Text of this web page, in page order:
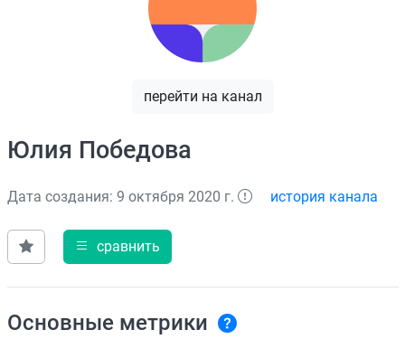
перейти на канал
Юлия Победова
Дата создания: 9 октября 2020 г. история канала
сравнить
Основные метрики